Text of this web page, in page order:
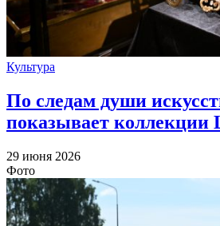
Культура
По следам души
показывает коллекции
29 июня 2026
Фото